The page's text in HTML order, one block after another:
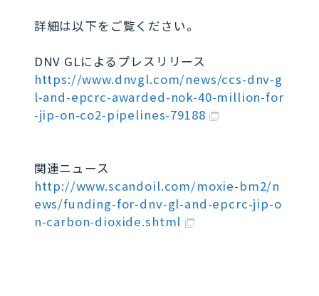
詳細は以下をご覧ください。
DNV GLによるプレスリリース
https://www.dnvgl.com/news/ccs-dnv-g
l-and-epcrc-awarded-nok-40-million-for
-jip-on-co2-pipelines-79188
関連ニュース
http://www.scandoil.com/moxie-bm2/n
ews/funding-for-dnv-gl-and-epcrc-jip-o
n-carbon-dioxide.shtml